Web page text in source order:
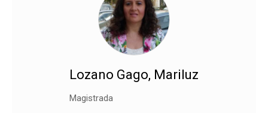
Lozano Gago, Mariluz
Magistrada